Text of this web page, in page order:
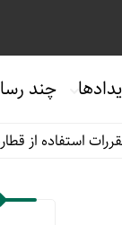
چند
از قطارهای